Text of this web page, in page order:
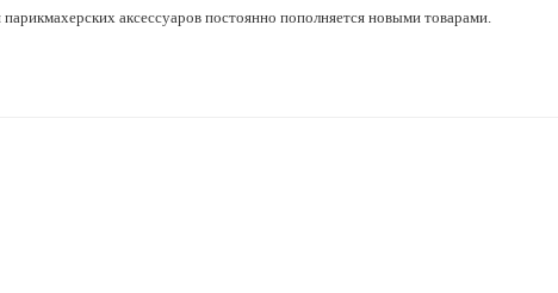
аксессуаров постоянно пополняется новыми товарами.